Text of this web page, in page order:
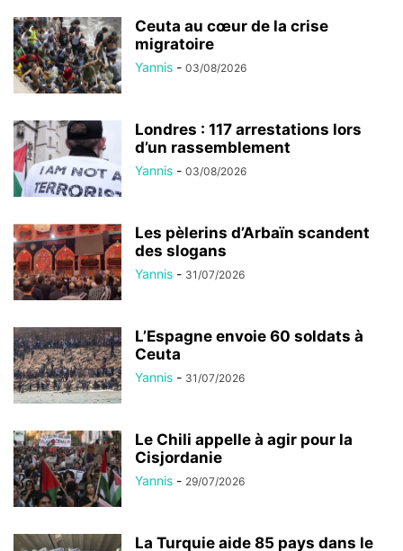
Ceuta au cœur de la crise
migratoire
Yannis - 03/08/2026
Londres : 117 arrestations lors
d’un rassemblement
Yannis - 03/08/2026
Les pèlerins d’Arbaïn scandent
des slogans
Yannis - 31/07/2026
L’Espagne envoie 60 soldats à
Ceuta
Yannis - 31/07/2026
Le Chili appelle à agir pour la
Cisjordanie
Yannis - 29/07/2026
La Turquie aide 85 pays dans le